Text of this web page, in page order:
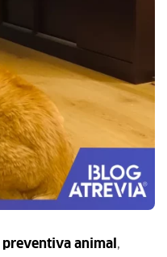
preventiva animal ,